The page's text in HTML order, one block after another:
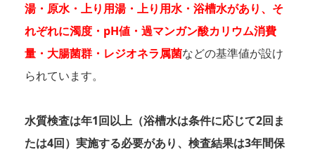
湯・原水・上り用湯・上り用水・浴槽水があり、そ
れぞれに濁度・pH値・過マンガン酸カリウム消費
量・大腸菌群・レジオネラ属菌などの基準値が設け
られています。
水質検査は年1回以上（浴槽水は条件に応じて2回ま
たは4回）実施する必要があり、検査結果は3年間保